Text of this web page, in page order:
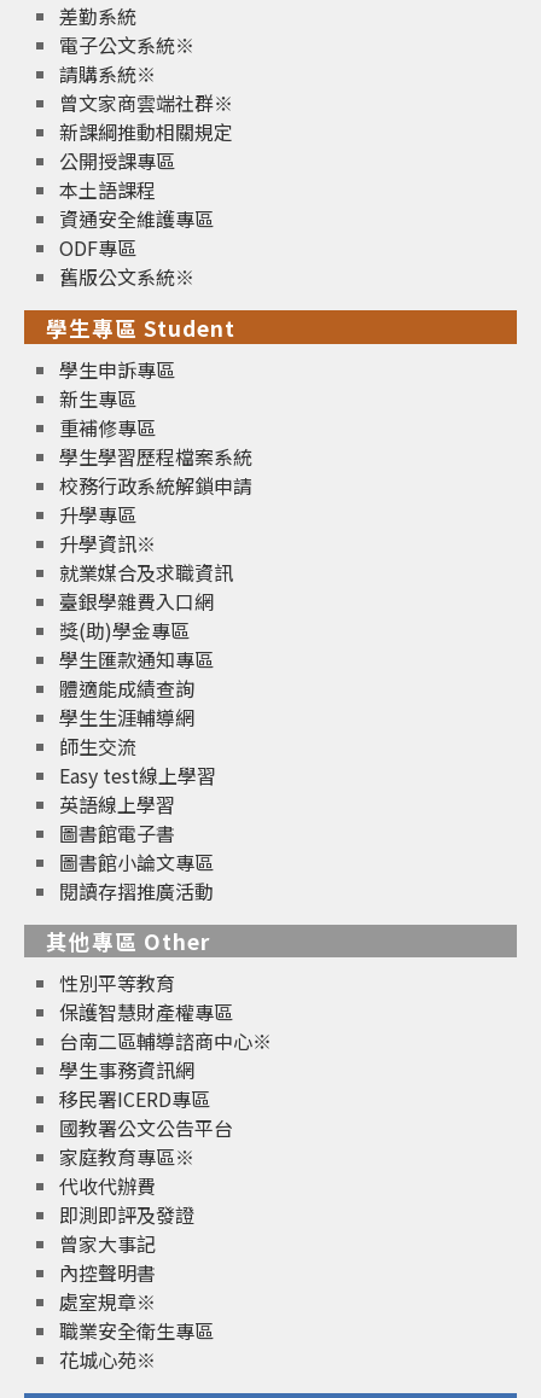
差勤系統
電子公文系統※
請購系統※
曾文家商雲端社群※
新課綱推動相關規定
公開授課專區
本土語課程
資通安全維護專區
ODF專區
舊版公文系統※
學生專區 Student
學生申訴專區
新生專區
重補修專區
學生學習歷程檔案系統
校務行政系統解鎖申請
升學專區
升學資訊※
就業媒合及求職資訊
臺銀學雜費入口網
獎(助)學金專區
學生匯款通知專區
體適能成績查詢
學生生涯輔導網
師生交流
Easy test線上學習
英語線上學習
圖書館電子書
圖書館小論文專區
閱讀存摺推廣活動
其他專區 Other
性別平等教育
保護智慧財產權專區
台南二區輔導諮商中心※
學生事務資訊網
移民署ICERD專區
國教署公文公告平台
家庭教育專區※
代收代辦費
即測即評及發證
曾家大事記
內控聲明書
處室規章※
職業安全衛生專區
花城心苑※